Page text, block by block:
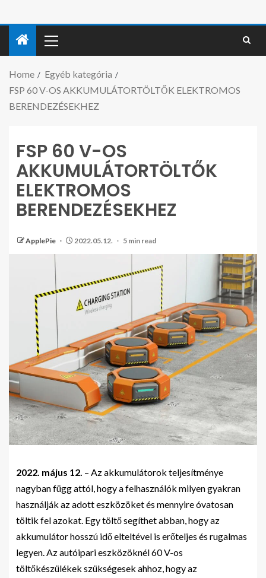
Home
Egyéb kategória
FSP 60 V-OS AKKUMULÁTORTÖLTŐK ELEKTROMOS
BERENDEZÉSEKHEZ
FSP 60 V-OS
AKKUMULÁTORTÖLTŐK
ELEKTROMOS
BERENDEZÉSEKHEZ
ApplePie 2022.05.12. 5 min read
2022. május 12. – Az akkumulátorok teljesítménye
nagyban függ attól, hogy a felhasználók milyen gyakran
használják az adott eszközöket és mennyire óvatosan
töltik fel azokat. Egy töltő segíthet abban, hogy az
akkumulátor hosszú idő elteltével is erőteljes és rugalmas
legyen. Az autóipari eszközöknél 60 V-os
töltőkészülékek szükségesek ahhoz, hogy az